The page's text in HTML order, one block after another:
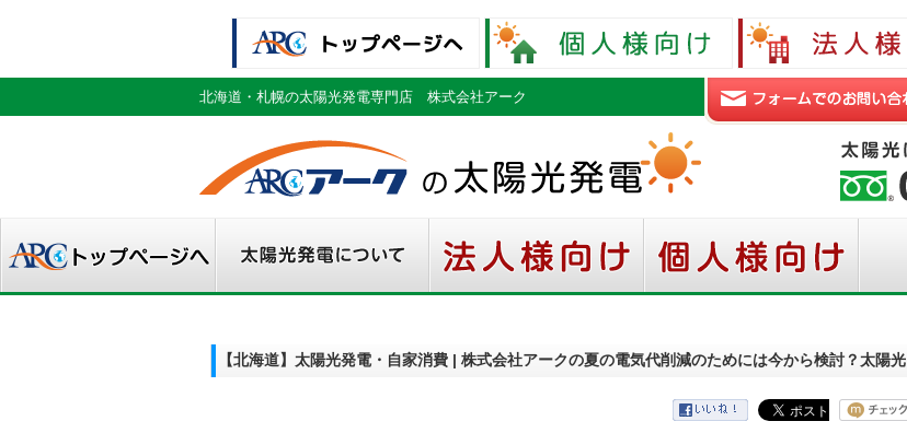
北海道・札幌の太陽光発電専門店 株式会社アーク
【北海道】太陽光発電・自家消費 | 株式会社アークの夏の電気代削減のためには今から検討？太陽光